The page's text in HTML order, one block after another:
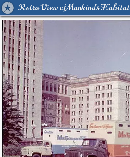
Retro View of Mankind's Habitat